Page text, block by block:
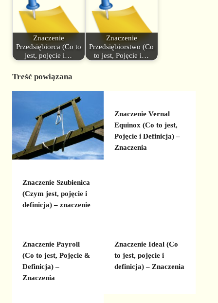
Znaczenie
Przedsiębiorca (Co to
jest, pojęcie i…
Znaczenie
Przedsiębiorstwo (Co
to jest, Pojęcie i…
Treść powiązana
Znaczenie Szubienica
(Czym jest, pojęcie i
definicja) – znaczenie
Znaczenie Vernal
Equinox (Co to jest,
Pojęcie i Definicja) –
Znaczenia
Znaczenie Payroll
(Co to jest, Pojęcie &
Definicja) –
Znaczenia
Znaczenie Ideal (Co
to jest, pojęcie i
definicja) – Znaczenia